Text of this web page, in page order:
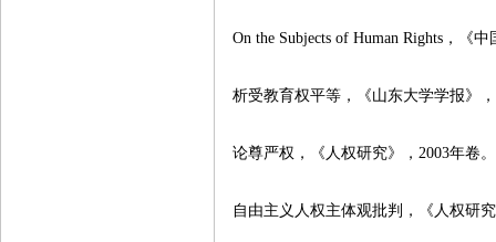
On the Subjects of Human Rights，《
析受教育权平等，《山东大学学报》
论尊严权，《人权研究》，2003年卷。
自由主义人权主体观批判，《人权研